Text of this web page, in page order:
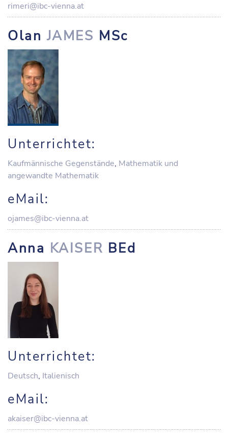
rimeri@ibc-vienna.at
OlanJAMES MSc
Unterrichtet:
Kaufmännische Gegenstände, Mathematik und
angewandte Mathematik
eMail:
ojames@ibc-vienna.at
Anna KAISER BEd
Unterrichtet:
Deutsch, Italienisch
eMail:
akaiser@ibc-vienna.at